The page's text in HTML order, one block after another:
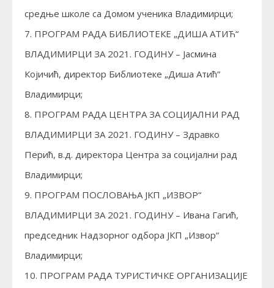
средње школе са Домом ученика Владимирци;
7. ПРОГРАМ РАДА БИБЛИОТЕКЕ „ДИША АТИЋ“
ВЛАДИМИРЦИ ЗА 2021. ГОДИНУ – Јасмина
Којичић, директор Библиотеке „Диша Атић“
Владимирци;
8. ПРОГРАМ РАДА ЦЕНТРА ЗА СОЦИЈАЛНИ РАД
ВЛАДИМИРЦИ ЗА 2021. ГОДИНУ – Здравко
Перић, в.д. директора Центра за социјални рад
Владимирци;
9. ПРОГРАМ ПОСЛОВАЊА ЈКП „ИЗВОР“
ВЛАДИМИРЦИ ЗА 2021. ГОДИНУ – Ивана Гагић,
председник Надзорног одбора ЈКП „Извор“
Владимирци;
10. ПРОГРАМ РАДА ТУРИСТИЧКЕ ОРГАНИЗАЦИЈЕ